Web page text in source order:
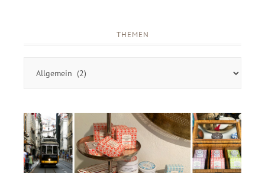
THEMEN